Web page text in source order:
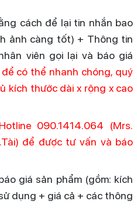
cách để lại tin nhắn bao
ảnh càng tốt) + Thông tin
viên gọi lại và báo giá
để có thể nhanh chóng, quý
kích thước dài x rộng x cao
090.1414.064 (Mrs.
để được tư vấn và báo
giá sản phẩm (gồm: kích
dụng + giá cả + các thông